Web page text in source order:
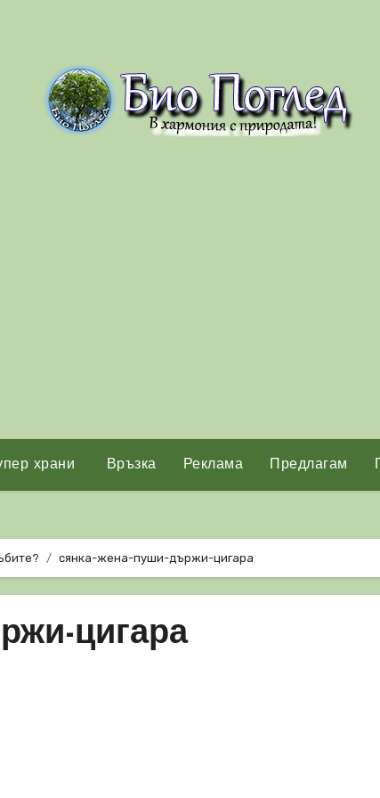
храни Връзка Реклама Предлагам
сянка-жена-пуши-държи-цигара
цигара